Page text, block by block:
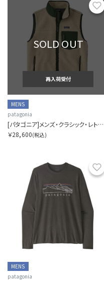
SOLD OUT
再入荷受付
MENS
patagonia
[パタゴニア]メンズ・クラシック・レトロX・ベスト
￥28,600(税込)
MENS
patagonia